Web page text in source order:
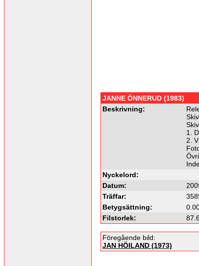
JANNE ÖNNERUD (1983)
Beskrivning:
1.
2.
Nyckelord:
Datum:
Träffar:
Betygsättning:
Filstorlek:
Föregående bild:
JAN HÖILAND (1973)